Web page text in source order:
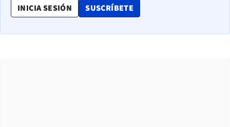
INICIA SESIÓN SUSCRÍBETE
OPENS IN NEW WINDOW